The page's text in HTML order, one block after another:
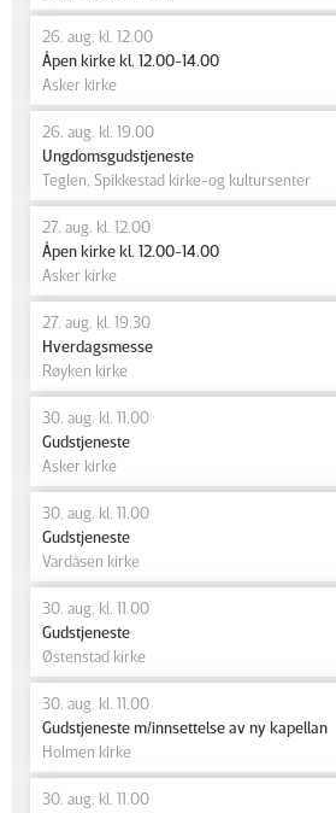
26. aug. kl. 12.00
Åpen kirke kl. 12.00-14.00
Asker kirke
26. aug. kl. 19.00
Ungdomsgudstjeneste
Teglen, Spikkestad kirke-og kultursenter
27. aug. kl. 12.00
Åpen kirke kl. 12.00-14.00
Asker kirke
27. aug. kl. 19.30
Hverdagsmesse
Røyken kirke
30. aug. kl. 11.00
Gudstjeneste
Asker kirke
30. aug. kl. 11.00
Gudstjeneste
Vardåsen kirke
30. aug. kl. 11.00
Gudstjeneste
Østenstad kirke
30. aug. kl. 11.00
Gudstjeneste m/innsettelse av ny kapellan
Holmen kirke
30. aug. kl. 11.00